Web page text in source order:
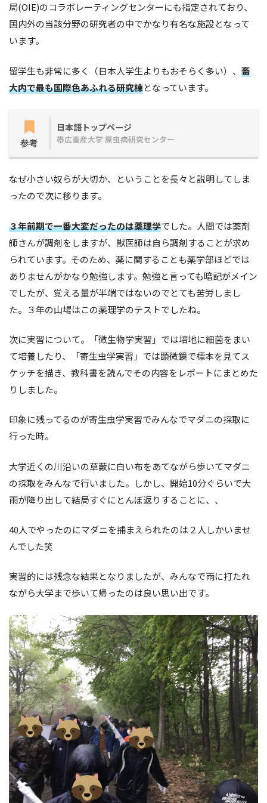
局(OIE)のコラボレーティングセンターにも指定されており、
国内外の当該分野の研究者の中でかなり有名な施設となって
います。
留学生も非常に多く（日本人学生よりもおそらく多い）、 畜
大内で最も国際色あふれる研究棟となっています。
参考
日本語トップページ
帯広畜産大学 原虫病研究センター
なぜ小さい奴らが大切か、ということを長々と説明してしま
ったので次に移ります。
３年前期で一番大変だったのは薬理学でした。人間では薬剤
師さんが調剤をしますが、獣医師は自ら調剤することが求め
られています。そのため、薬に関することも薬学部ほどでは
ありませんがかなり勉強します。勉強と言っても暗記がメイン
でしたが、覚える量が半端ではないのでとても苦労しまし
た。３年の山場はこの薬理学のテストでしたね。
次に実習について。「微生物学実習」では培地に細菌をまい
て培養したり、「寄生虫学実習」では顕微鏡で標本を見てス
ケッチを描き、教科書を読んでその内容をレポートにまとめた
りしました。
印象に残ってるのが寄生虫学実習でみんなでマダニの採取に
行った時。
大学近くの川沿いの草藪に白い布をあてながら歩いてマダニ
の採取をみんなで行いました。しかし、開始10分ぐらいで大
雨が降り出して結局すぐにとんぼ返りすることに、、
40人でやったのにマダニを捕まえられたのは２人しかいませ
んでした笑
実習的には残念な結果となりましたが、みんなで雨に打たれ
ながら大学まで歩いて帰ったのは良い思い出です。